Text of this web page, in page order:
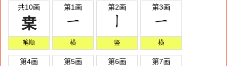
共10画
枽
笔顺
第1画
横
第2画
竖
第3画
横
第4画 第5画 第6画 第7画